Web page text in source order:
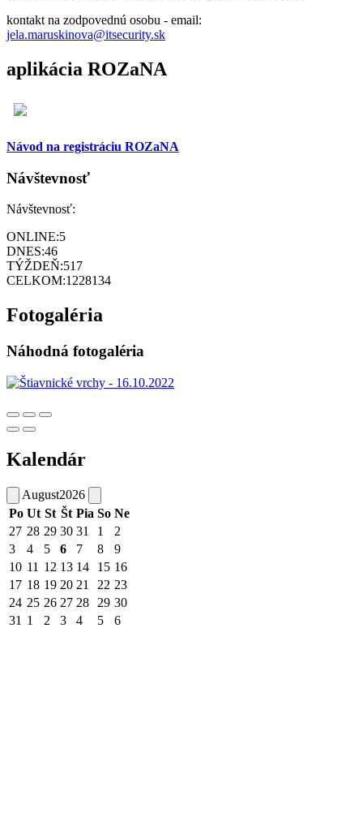
kontakt na zodpovednú osobu - email:
jela.maruskinova@itsecurity.sk
aplikácia ROZaNA
Návod na registráciu ROZaNA
Návštevnosť
Návštevnosť:
ONLINE:5
DNES:46
TÝŽDEŇ:517
CELKOM:1228134
Fotogaléria
Náhodná fotogaléria
Kalendár
August2026
Po Ut St Št Pia So Ne
27 28 29 30 31 1
2
3
4 5 6 7 8
9
10 11 12 13 14 15 16
17 18 19 20 21 22 23
24 25 26 27 28 29 30
31 1 2 3 4 5 6